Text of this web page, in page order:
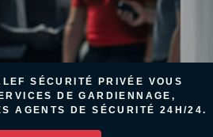
SÉCURITÉ PRIVÉE VOUS
DE GARDIENNAGE,
AGENTS DE SÉCURITÉ 24H/24.